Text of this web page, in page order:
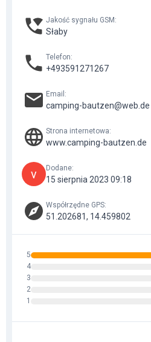
Jakość sygnału GSM :
Słaby
Telefon:
+493591271267
Email :
camping-bautzen@web.de
Strona internetowa:
www.camping-bautzen.de
v Dodane:
15 sierpnia 2023 09:18
Współrzędne GPS:
51.202681, 14.459802
5
4
3
2
1